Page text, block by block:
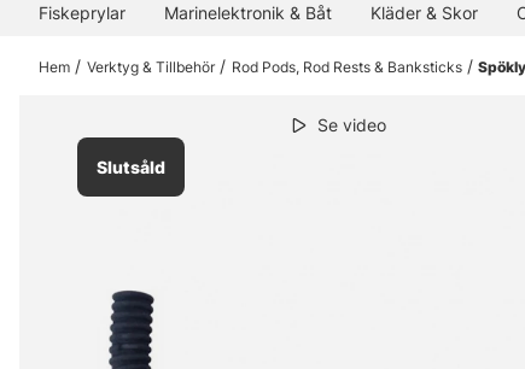
Fiskeprylar Marinelektronik & Båt Kläder & Skor
Hem Verktyg & Tillbehör Rod Pods, Rod Rests & Banksticks
Slutsåld
Se video